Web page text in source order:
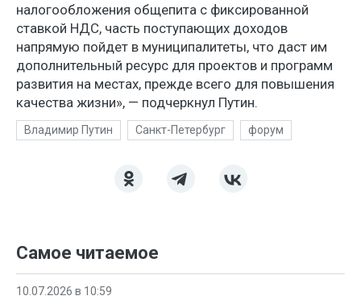
налогообложения общепита с фиксированной
ставкой НДС, часть поступающих доходов
напрямую пойдет в муниципалитеты, что даст им
дополнительный ресурс для проектов и программ
развития на местах, прежде всего для повышения
качества жизни», — подчеркнул Путин.
Владимир Путин Санкт-Петербург форум
Самое читаемое
10.07.2026 в 10:59